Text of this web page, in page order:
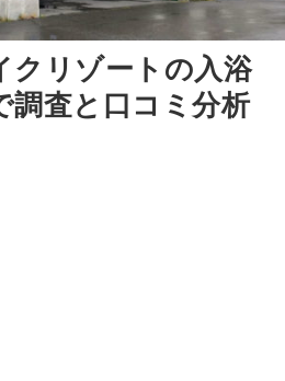
クリゾートの入浴
調査と口コミ分析